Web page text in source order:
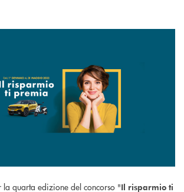
la quarta edizione del concorso "Il risparmio ti